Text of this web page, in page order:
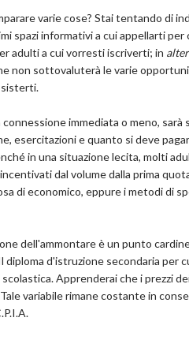
varie cose? Stai tentando di
spazi informativi a cui appellarti
adulti a cui vorresti iscriverti; in
non sottovaluterà le varie
connessione immediata o meno,
esercitazioni e quanto si deve
in una situazione lecita, molti
dal volume dalla prima
di economico, eppure i metodi di
dell'ammontare è un punto
diploma d'istruzione secondaria per
Apprenderai che i prezzi
variabile rimane costante in